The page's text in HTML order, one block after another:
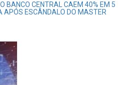
BANCO CENTRAL CAEM 40% EM 5
APÓS ESCÂNDALO DO MASTER